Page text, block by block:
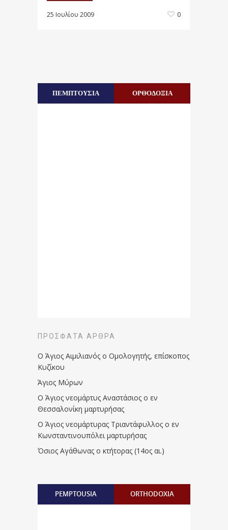
25 Ιουλίου 2009 0
ΠΕΜΠΤΟΥΣΙΑ ΟΡΘΟΔΟΞΙΑ
ΠΡΌΣΦΑΤΑ ΆΡΘΡΑ
Ο Άγιος Αιμιλιανός ο Ομολογητής, επίσκοπος
Κυζίκου
Άγιος Μύρων
Ο Άγιος νεομάρτυς Αναστάσιος ο εν
Θεσσαλονίκη μαρτυρήσας
Ο Άγιος νεομάρτυρας Τριαντάφυλλος ο εν
Κωνσταντινουπόλει μαρτυρήσας
Όσιος Αγάθωνας ο κτήτορας (14ος αι.)
PEMPTOUSIA ORTHODOXIA